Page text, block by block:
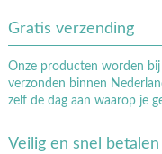
Gratis verzending
Onze producten worden
verzonden binnen
zelf de dag aan waarop je
Veilig en snel betalen